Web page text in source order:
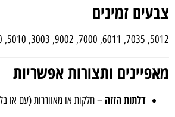
צבעים זמינים
5012, 7035, 6011, 7000, 9002, 3003, 5010, 9010, 7016, 5019
מאפיינים ותצורות אפשריות
דלתות הזזה – חלקות או מאווררות (עם או